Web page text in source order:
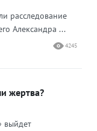
расследование
Александра ...
4245
жертва?
выйдет